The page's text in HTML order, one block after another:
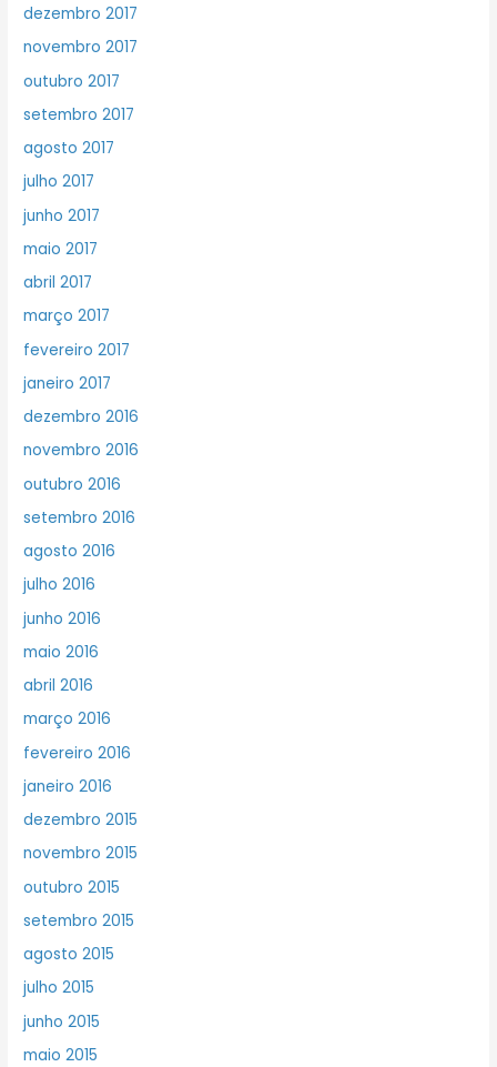
dezembro 2017
novembro 2017
outubro 2017
setembro 2017
agosto 2017
julho 2017
junho 2017
maio 2017
abril 2017
março 2017
fevereiro 2017
janeiro 2017
dezembro 2016
novembro 2016
outubro 2016
setembro 2016
agosto 2016
julho 2016
junho 2016
maio 2016
abril 2016
março 2016
fevereiro 2016
janeiro 2016
dezembro 2015
novembro 2015
outubro 2015
setembro 2015
agosto 2015
julho 2015
junho 2015
maio 2015